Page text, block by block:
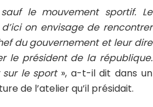
le mouvement sportif. Le
on envisage de rencontrer
du gouvernement et leur dire
le président de la république.
sur le sport », a-t-il dit dans un
de l’atelier qu’il présidait.